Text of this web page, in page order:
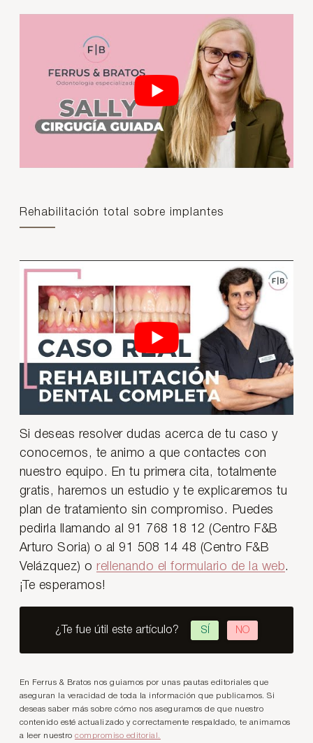
Rehabilitación total sobre implantes
Si deseas resolver dudas acerca de tu caso y
conocernos, te animo a que contactes con
nuestro equipo. En tu primera cita, totalmente
gratis, haremos un estudio y te explicaremos tu
plan de tratamiento sin compromiso. Puedes
pedirla llamando al 91 768 18 12 (Centro F&B
Arturo Soria) o al 91 508 14 48 (Centro F&B
Velázquez) o rellenando el formulario de la web.
¡Te esperamos!
¿Te fue útil este artículo? SÍ NO
En Ferrus & Bratos nos guiamos por unas pautas editoriales que
aseguran la veracidad de toda la información que publicamos. Si
deseas saber más sobre cómo nos aseguramos de que nuestro
contenido esté actualizado y correctamente respaldado, te animamos
a leer nuestrocompromiso editorial.